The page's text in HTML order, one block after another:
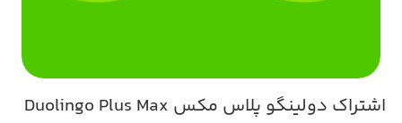
اشتراک دولینگو پلاس مکس Duolingo Plus Max